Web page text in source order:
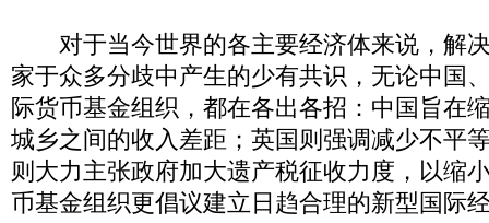
对于当今世界的各主要经济体来说，解
家于众多分歧中产生的少有共识，无论中国
际货币基金组织，都在各出各招：中国旨在
城乡之间的收入差距；英国则强调减少不平
则大力主张政府加大遗产税征收力度，以缩
币基金组织更倡议建立日趋合理的新型国际